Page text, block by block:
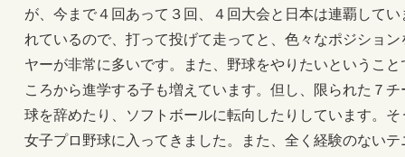
が、今まで４回あって３回、４回大会と日本は連覇して
れているので、打って投げて走ってと、色々なポジショ
ヤーが非常に多いです。また、野球をやりたいというこ
ころから進学する子も増えています。但し、限られた７
球を辞めたり、ソフトボールに転向したりしています。
女子プロ野球に入ってきました。また、全く経験のない